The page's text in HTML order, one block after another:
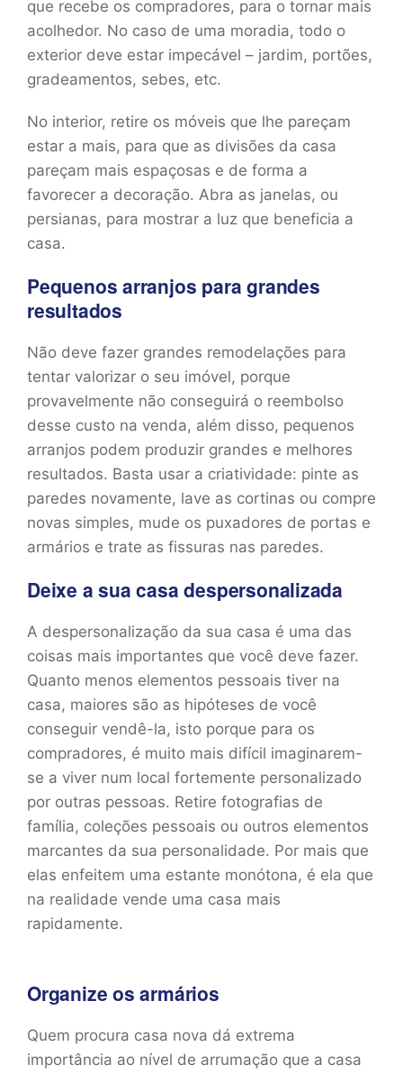
que recebe os compradores, para o tornar mais
acolhedor. No caso de uma moradia, todo o
exterior deve estar impecável – jardim, portões,
gradeamentos, sebes, etc.
No interior, retire os móveis que lhe pareçam
estar a mais, para que as divisões da casa
pareçam mais espaçosas e de forma a
favorecer a decoração. Abra as janelas, ou
persianas, para mostrar a luz que beneficia a
casa.
Pequenos arranjos para grandes
resultados
Não deve fazer grandes remodelações para
tentar valorizar o seu imóvel, porque
provavelmente não conseguirá o reembolso
desse custo na venda, além disso, pequenos
arranjos podem produzir grandes e melhores
resultados. Basta usar a criatividade: pinte as
paredes novamente, lave as cortinas ou compre
novas simples, mude os puxadores de portas e
armários e trate as fissuras nas paredes.
Deixe a sua casa despersonalizada
A despersonalização da sua casa é uma das
coisas mais importantes que você deve fazer.
Quanto menos elementos pessoais tiver na
casa, maiores são as hipóteses de você
conseguir vendê-la, isto porque para os
compradores, é muito mais difícil imaginarem-
se a viver num local fortemente personalizado
por outras pessoas. Retire fotografias de
família, coleções pessoais ou outros elementos
marcantes da sua personalidade. Por mais que
elas enfeitem uma estante monótona, é ela que
na realidade vende uma casa mais
rapidamente.
Organize os armários
Quem procura casa nova dá extrema
importância ao nível de arrumação que a casa